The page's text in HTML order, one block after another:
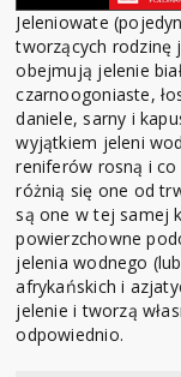
Jeleniowate
tworzących rodzinę
obejmują jelenie
czarnoogoniaste,
daniele, sarny i
wyjątkiem jeleni
reniferów rosną i
różnią się one od
są one w tej samej
powierzchowne
jelenia wodnego
afrykańskich i
jelenie i tworzą
odpowiednio.